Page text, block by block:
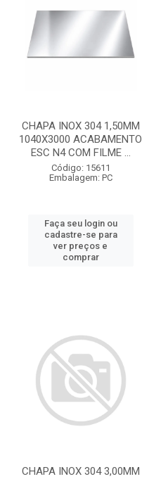
CHAPA INOX 304 1,50MM
1040X3000 ACABAMENTO
ESC N4 COM FILME ...
Código: 15611
Embalagem: PC
Faça seu login ou
cadastre-se para
ver preços e
comprar
CHAPA INOX 304 3,00MM